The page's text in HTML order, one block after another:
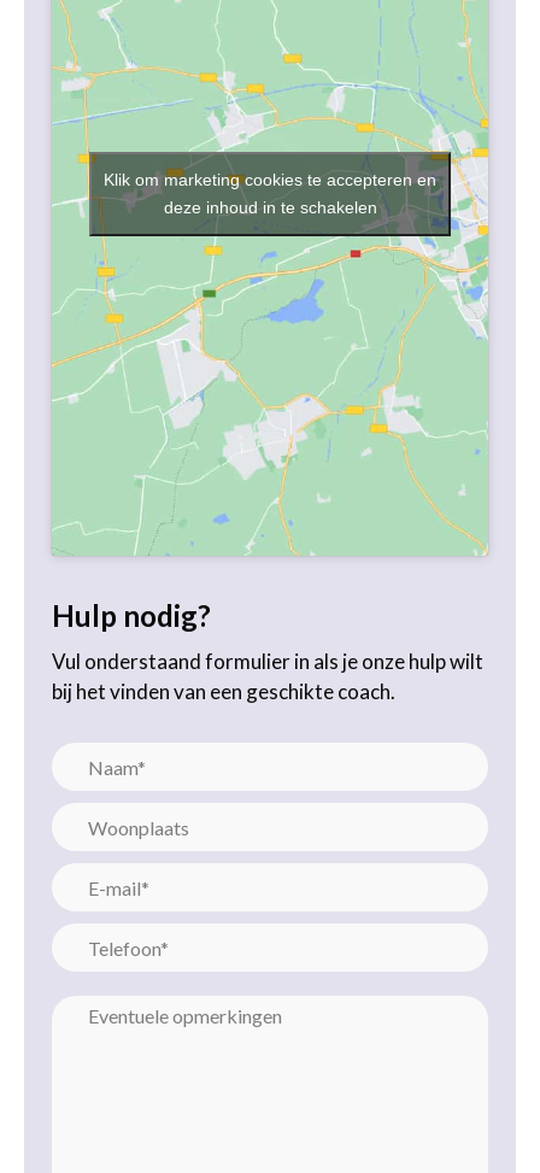
Klik om marketing cookies te accepteren en
deze inhoud in te schakelen
Hulp nodig?
Vul onderstaand formulier in als je onze hulp wilt
bij het vinden van een geschikte coach.